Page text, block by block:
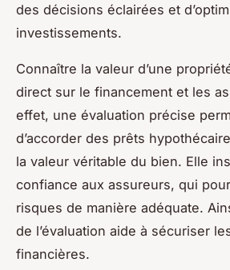
des décisions éclairées et
investissements.
Connaître la valeur d’une
direct sur le financement et les
effet, une évaluation précise
d’accorder des prêts
la valeur véritable du bien. Elle
confiance aux assureurs, qui
risques de manière adéquate.
de l’évaluation aide à sécuriser
financières.